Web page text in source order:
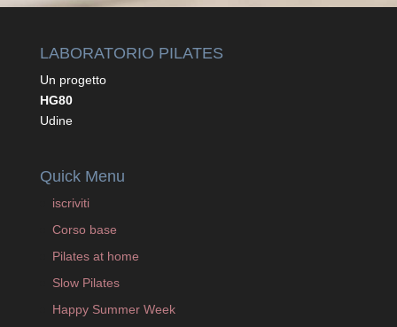
LABORATORIO PILATES
Un progetto
HG80
Udine
Quick Menu
iscriviti
Corso base
Pilates at home
Slow Pilates
Happy Summer Week